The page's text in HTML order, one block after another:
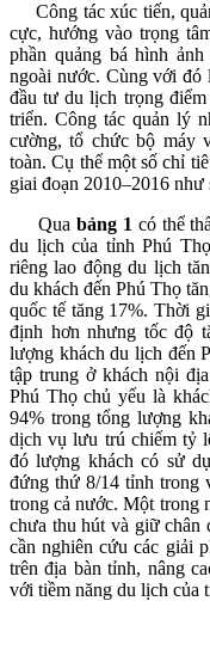
Công tác xúc tiến,
cực, hướng vào trọng
phần quảng bá hình
ngoài nước. Cùng với đó
đầu tư du lịch trọng
triển. Công tác quản lý
cường, tổ chức bộ máy
toàn. Cụ thể một số chỉ
giai đoạn 2010–2016 như
Quabảng 1 có thể
du lịch của tỉnh Phú
riêng lao động du lịch
du khách đến Phú Thọ
quốc tế tăng 17%. Thời
định hơn nhưng tốc độ
lượng khách du lịch đến
tập trung ở khách nội
Phú Thọ chủ yếu là
94% trong tổng lượng
dịch vụ lưu trú chiếm tỷ
đó lượng khách có sử
đứng thứ 8/14 tỉnh trong
trong cả nước. Một trong
chưa thu hút và giữ
cần nghiên cứu các giải
trên địa bàn tỉnh, nâng
với tiềm năng du lịch của